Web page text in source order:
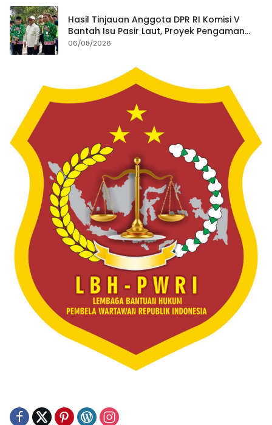
Hasil Tinjauan Anggota DPR RI Komisi V
Bantah Isu Pasir Laut, Proyek Pengaman
Pantai Mandiri Sejati Dipastikan Sesuai
06/08/2026